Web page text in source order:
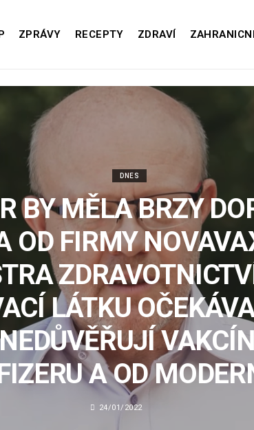
ZPRÁVY RECEPTY ZDRAVÍ ZAHRANICNI
DNES
BY MĚLA BRZY
OD FIRMY
LÁTKU
A OD
24/01/2022